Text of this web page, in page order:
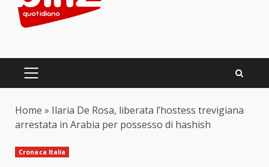
PRIMARY
Home » Ilaria De Rosa, liberata l’hostess trevigiana
arrestata in Arabia per possesso di hashish
Cronaca Italia